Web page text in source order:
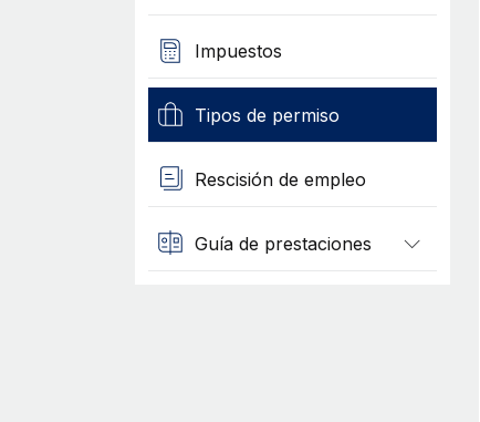
Impuestos
Tipos de permiso
Rescisión de empleo
Guía de prestaciones